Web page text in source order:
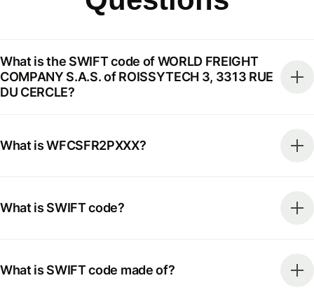
What is the SWIFT code of WORLD FREIGHT
COMPANY S.A.S. of ROISSYTECH 3, 3313 RUE
DU CERCLE?
What is WFCSFR2PXXX?
What is SWIFT code?
What is SWIFT code made of?